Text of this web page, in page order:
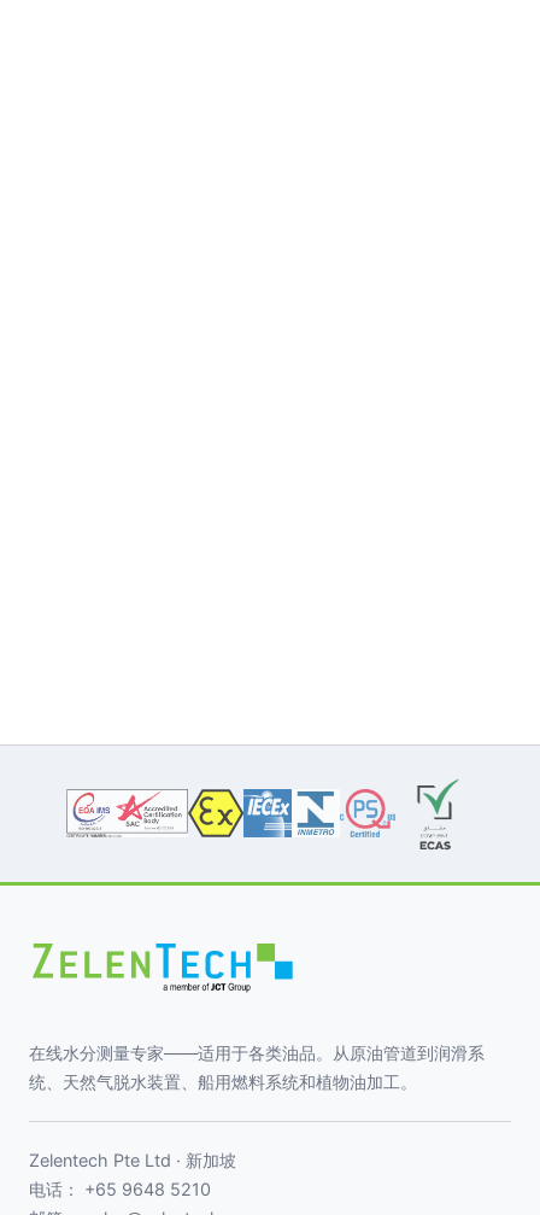
在线水分测量专家——适用于各类油品。从原油管道到润滑系
统、天然气脱水装置、船用燃料系统和植物油加工。
Zelentech Pte Ltd · 新加坡
电话： +65 9648 5210